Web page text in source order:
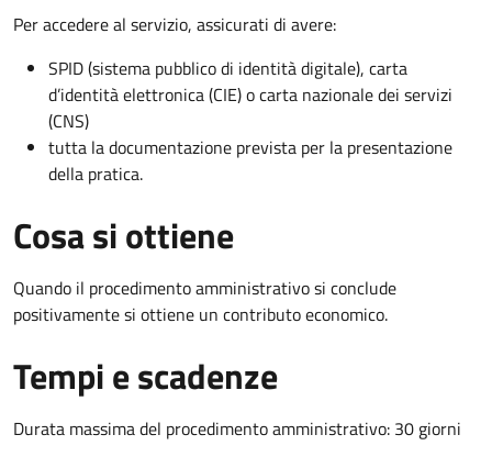
Per accedere al servizio, assicurati di avere:
SPID (sistema pubblico di identità digitale), carta
d’identità elettronica (CIE) o carta nazionale dei servizi
(CNS)
tutta la documentazione prevista per la presentazione
della pratica.
Cosa si ottiene
Quando il procedimento amministrativo si conclude
positivamente si ottiene un contributo economico.
Tempi e scadenze
Durata massima del procedimento amministrativo: 30 giorni